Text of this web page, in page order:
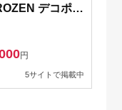
デコポン
円
5サイトで掲載中